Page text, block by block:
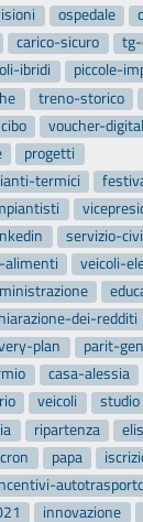
ospedale
carico-sicuro
ibridi piccole-
treno-storico
cibo voucher-
progetti
termici
servizio-
alimenti
veicoli-
dei-redditi
plan parit-
casa-alessia
veicoli studio
ripartenza
papa
innovazione